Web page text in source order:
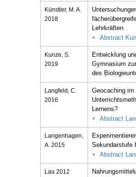
Künstler, M. A.
2018
Lehrkräften
Abstract
Kunze, S.
2019
Entwicklung
Gymnasium
des
Langfeld, C.
2016
Geocaching
Lernens?
Abstract
Langenhagen,
A. 2015
Sekundarstufe
Abstract
Lau 2012